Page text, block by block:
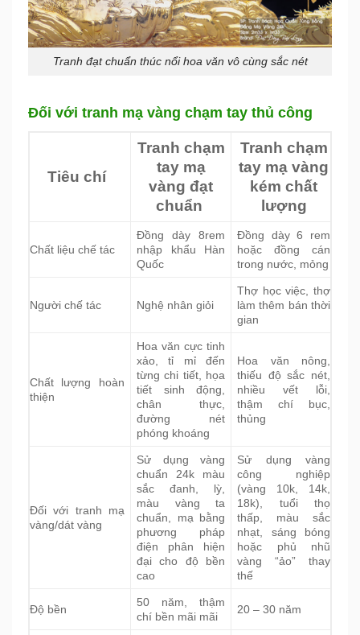
Tranh đạt chuẩn thúc nổi hoa văn vô cùng sắc nét
Đối với tranh mạ vàng chạm tay thủ công
Tiêu chí
Tranh chạm
tay mạ
vàng đạt
chuẩn
Tranh chạm
tay mạ vàng
kém chất
lượng
Chất liệu chế tác
Đồng dày 8rem
nhập khẩu Hàn
Quốc
Đồng dày 6 rem
hoặc đồng cán
trong nước, mỏng
Người chế tác Nghệ nhân giỏi
Thợ học việc, thợ
làm thêm bán thời
gian
Chất lượng hoàn
thiện
Hoa văn cực tinh
xảo, tỉ mỉ đến
từng chi tiết, họa
tiết sinh động,
chân thực,
đường nét
phóng khoáng
Hoa văn nông,
thiếu độ sắc nét,
nhiều vết lỗi,
thậm chí bục,
thủng
Đối với tranh mạ
vàng/dát vàng
Sử dụng vàng
chuẩn 24k màu
sắc đanh, lỳ,
màu vàng ta
chuẩn, mạ bằng
phương pháp
điện phân hiện
đại cho độ bền
cao
Sử dụng vàng
công nghiệp
(vàng 10k, 14k,
18k), tuổi thọ
thấp, màu sắc
nhạt, sáng bóng
hoặc phủ nhũ
vàng “ảo” thay
thế
Độ bền
50 năm, thậm
chí bền mãi mãi
20 – 30 năm